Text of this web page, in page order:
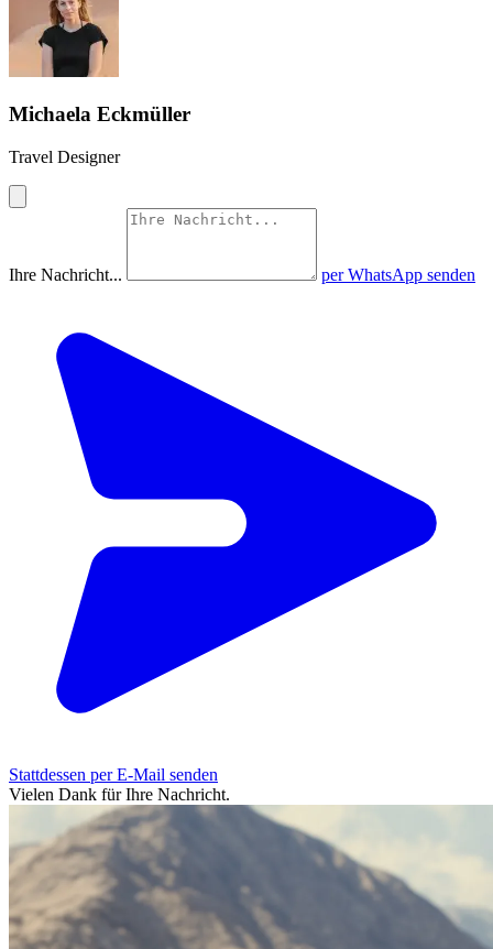
Michaela Eckmüller
Travel Designer
Ihre Nachricht... per WhatsApp senden
Stattdessen per E-Mail senden
Vielen Dank für Ihre Nachricht.